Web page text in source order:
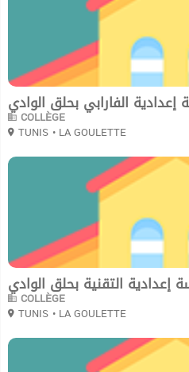
الفارابي بحلق الوادي
COLLÈGE
TUNIS • LA GOULETTE
إعدادية التقنية بحلق الوادي
COLLÈGE
TUNIS • LA GOULETTE